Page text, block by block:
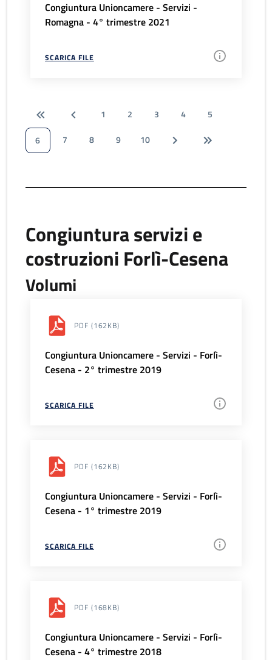
Congiuntura Unioncamere - Servizi -
Romagna - 4° trimestre 2021
SCARICA FILE
1 2 3 4
5
6
7 8 9 10
Congiuntura servizi e
costruzioni Forlì-Cesena
Volumi
PDF (162KB)
Congiuntura Unioncamere - Servizi - Forlì-
Cesena - 2° trimestre 2019
SCARICA FILE
PDF (162KB)
Congiuntura Unioncamere - Servizi - Forlì-
Cesena - 1° trimestre 2019
SCARICA FILE
PDF (168KB)
Congiuntura Unioncamere - Servizi - Forlì-
Cesena - 4° trimestre 2018